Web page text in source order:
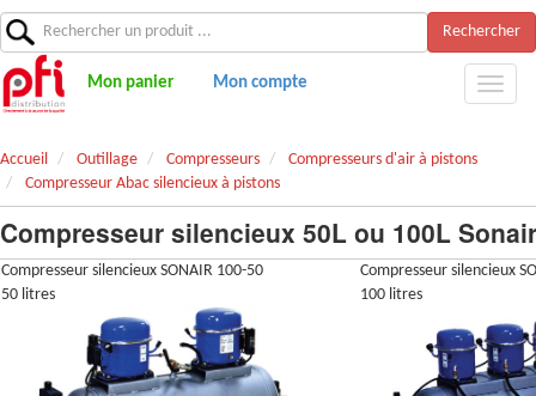
Rechercher
Mon panier Mon compte
Accueil Outillage Compresseurs
Compresseurs d'air à pistons
Compresseur Abac silencieux à pistons
Compresseur silencieux 50L ou 100L Sonair
Compresseur silencieux SONAIR 100-50
50 litres
Compresseur silencieux
100 litres